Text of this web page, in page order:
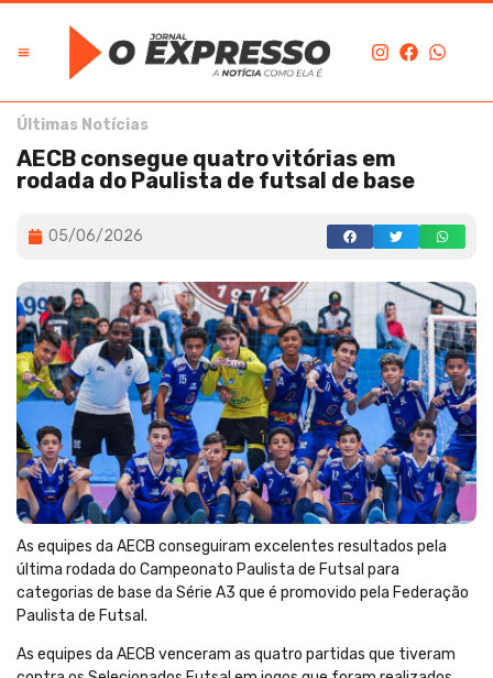
Últimas Notícias
AECB consegue quatro vitórias em
rodada do Paulista de futsal de base
05/06/2026
As equipes da AECB conseguiram excelentes resultados pela
última rodada do Campeonato Paulista de Futsal para
categorias de base da Série A3 que é promovido pela Federação
Paulista de Futsal.
As equipes da AECB venceram as quatro partidas que tiveram